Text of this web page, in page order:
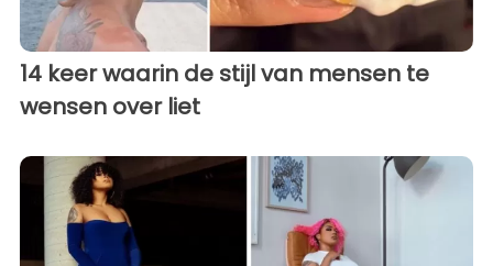
14 keer waarin de stijl van mensen te
wensen over liet